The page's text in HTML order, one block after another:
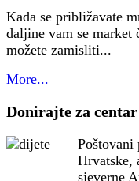
Kada se približavate
daljine vam se
možete zamisliti...
More...
Donirajte za
Hrvatske,
sjeverne